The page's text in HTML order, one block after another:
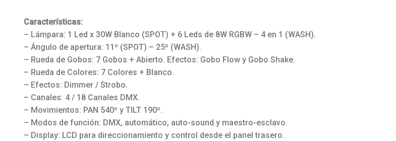
Características:
– Lámpara: 1 Led x 30W Blanco (SPOT) + 6 Leds de 8W RGBW – 4 en 1 (WASH).
– Ángulo de apertura: 11º (SPOT) – 25º (WASH).
– Rueda de Gobos: 7 Gobos + Abierto. Efectos: Gobo Flow y Gobo Shake.
– Rueda de Colores: 7 Colores + Blanco.
– Efectos: Dimmer / Strobo.
– Canales: 4 / 18 Canales DMX.
– Movimientos: PAN 540º y TILT 190º.
– Modos de función: DMX, automático, auto-sound y maestro-esclavo.
– Display: LCD para direccionamiento y control desde el panel trasero.